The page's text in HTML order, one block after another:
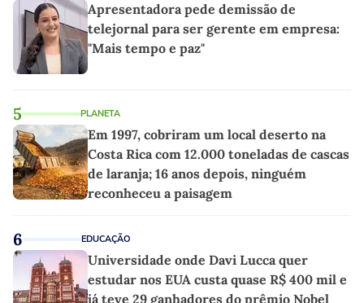
Apresentadora pede demissão de
telejornal para ser gerente em empresa:
"Mais tempo e paz"
5 PLANETA
Em 1997, cobriram um local deserto na
Costa Rica com 12.000 toneladas de cascas
de laranja; 16 anos depois, ninguém
reconheceu a paisagem
6 EDUCAÇÃO
Universidade onde Davi Lucca quer
estudar nos EUA custa quase R$ 400 mil e
já teve 29 ganhadores do prêmio Nobel